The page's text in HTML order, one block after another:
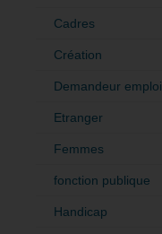
Cadres
Création
Demandeur emploi
Etranger
Femmes
fonction publique
Handicap